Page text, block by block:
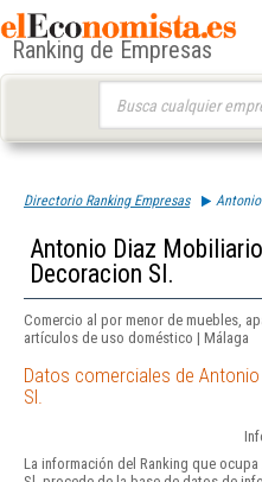
Ranking de Empresas
Directorio Ranking Empresas
Antonio Diaz
Decoracion Sl.
Comercio al por menor de muebles,
artículos de uso doméstico | Málaga
Datos comerciales de
Sl.
La información del Ranking que